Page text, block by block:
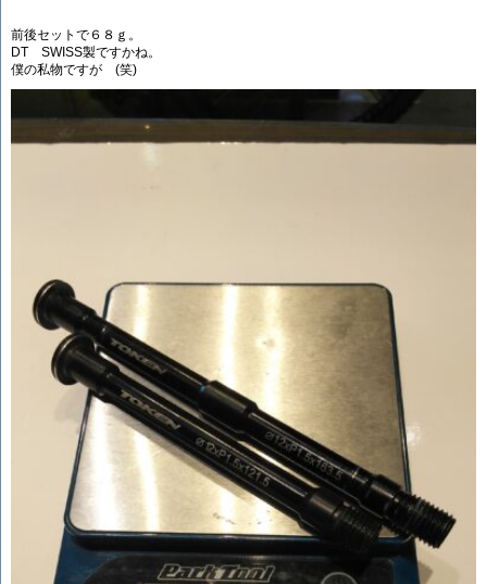
前後セットで６８ｇ。
DT SWISS製ですかね。
僕の私物ですが (笑)